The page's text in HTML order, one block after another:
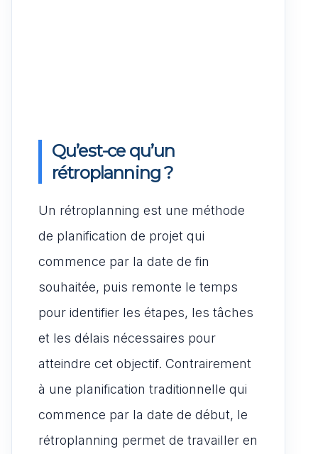
Qu’est-ce qu’un
rétroplanning ?
Un rétroplanning est une méthode
de planification de projet qui
commence par la date de fin
souhaitée, puis remonte le temps
pour identifier les étapes, les tâches
et les délais nécessaires pour
atteindre cet objectif. Contrairement
à une planification traditionnelle qui
commence par la date de début, le
rétroplanning permet de travailler en